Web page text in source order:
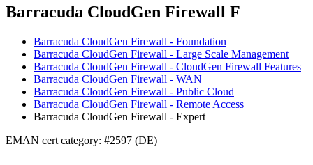
Barracuda CloudGen Firewall F
Barracuda CloudGen Firewall - Foundation
Barracuda CloudGen Firewall - Large Scale Management
Barracuda CloudGen Firewall - CloudGen Firewall Features
Barracuda CloudGen Firewall - WAN
Barracuda CloudGen Firewall - Public Cloud
Barracuda CloudGen Firewall - Remote Access
Barracuda CloudGen Firewall - Expert
EMAN cert category: #2597 (DE)